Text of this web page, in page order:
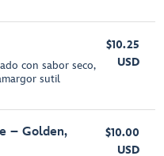
con sabor seco,
sutil
$10.25
USD
– Golden,
$10.00
USD